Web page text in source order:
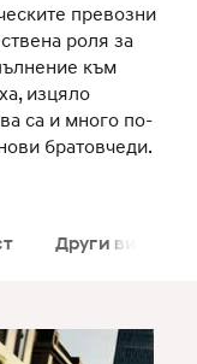
превозни
роля за
към
изцяло
са и много по-
братовчеди.
Други видове